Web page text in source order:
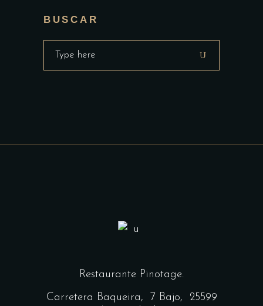
BUSCAR
Search
Restaurante Pinotage.
Carretera Baqueira,
7 Bajo, 25599